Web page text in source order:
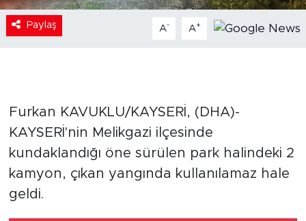
Paylaş A- A+
Furkan KAVUKLU/KAYSERİ, (DHA)-
KAYSERİ'nin Melikgazi ilçesinde
kundaklandığı öne sürülen park halindeki 2
kamyon, çıkan yangında kullanılamaz hale
geldi.